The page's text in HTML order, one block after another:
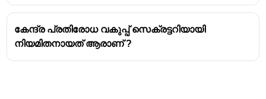
കേന്ദ്ര പ്രതിരോധ വകുപ്പ് സെക്രട്ടറിയായി
നിയമിതനായത് ആരാണ് ?